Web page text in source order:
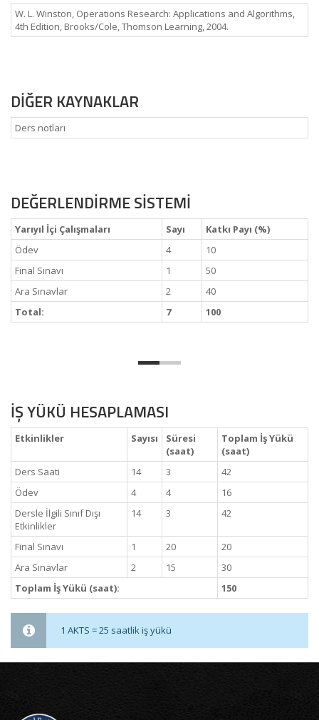
W. L. Winston, Operations Research: Applications and Algorithms,
4th Edition, Brooks/Cole, Thomson Learning, 2004.
DİĞER KAYNAKLAR
Ders notları
DEĞERLENDİRME SİSTEMİ
Yarıyıl İçi Çalışmaları Sayı
Katkı Payı (%)
Ödev
4
10
Final Sınavı
1
50
Ara Sınavlar
2
40
Total:
7 100
İŞ YÜKÜ HESAPLAMASI
Etkinlikler Sayısı
Süresi
(saat)
Toplam İş Yükü
(saat)
Ders Saati
14 3
42
Ödev
4 4
16
Dersle İlgili Sınıf Dışı
Etkinlikler
14 3 42
Final Sınavı 1 20
20
Ara Sınavlar
2 15
30
Toplam İş Yükü (saat):
150
1 AKTS = 25 saatlik iş yükü